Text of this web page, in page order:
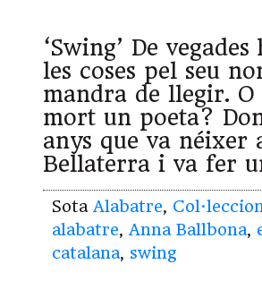
‘Swing’ De
les coses pel seu
mandra de llegir. O
mort un poeta?
anys que va néixer
Bellaterra i va fer
Sota Alabatre,
alabatre, Anna Ballbona,
catalana, swing